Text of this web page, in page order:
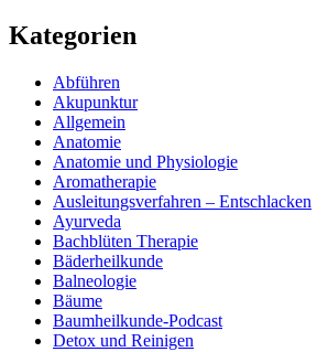
Kategorien
Abführen
Akupunktur
Allgemein
Anatomie
Anatomie und Physiologie
Aromatherapie
Ausleitungsverfahren – Entschlacken
Ayurveda
Bachblüten Therapie
Bäderheilkunde
Balneologie
Bäume
Baumheilkunde-Podcast
Detox und Reinigen